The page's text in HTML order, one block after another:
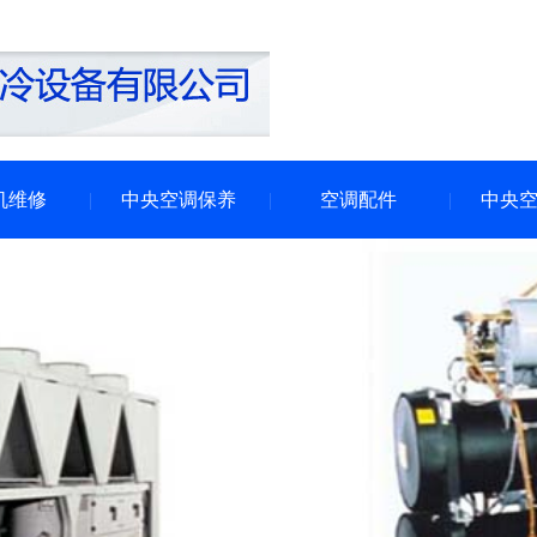
维修 中央空调保养 空调配件 中央